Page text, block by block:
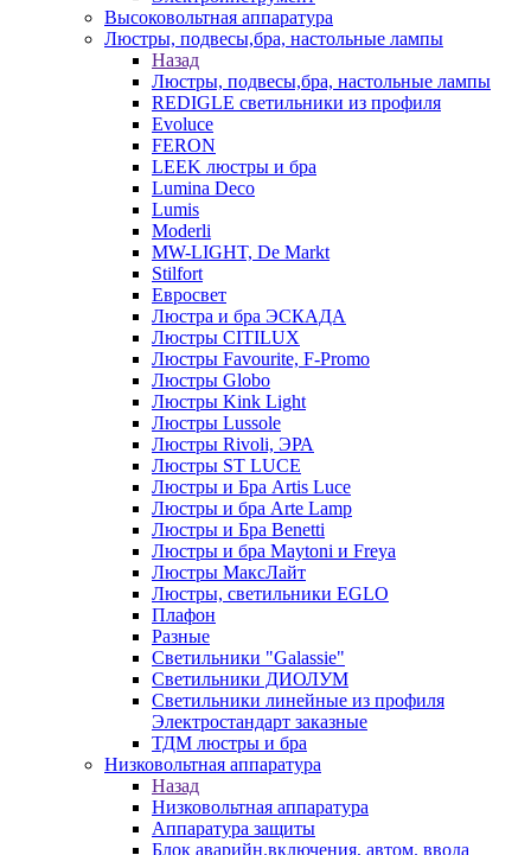
Высоковольтная аппаратура
Люстры, подвесы,бра, настольные лампы
Назад
Люстры, подвесы,бра, настольные лампы
REDIGLE светильники из профиля
Evoluce
FERON
LEEK люстры и бра
Lumina Deco
Lumis
Moderli
MW-LIGHT, De Markt
Stilfort
Евросвет
Люстра и бра ЭСКАДА
Люстры CITILUX
Люстры Favourite, F-Promo
Люстры Globo
Люстры Kink Light
Люстры Lussole
Люстры Rivoli, ЭРА
Люстры ST LUCE
Люстры и Бра Artis Luce
Люстры и бра Arte Lamp
Люстры и Бра Benetti
Люстры и бра Maytoni и Freya
Люстры МаксЛайт
Люстры, светильники EGLO
Плафон
Разные
Светильники "Galassie"
Светильники ДИОЛУМ
Светильники линейные из профиля
Электростандарт заказные
ТДМ люстры и бра
Низковольтная аппаратура
Назад
Низковольтная аппаратура
Аппаратура защиты
Блок аварийн.включения, автом. ввода